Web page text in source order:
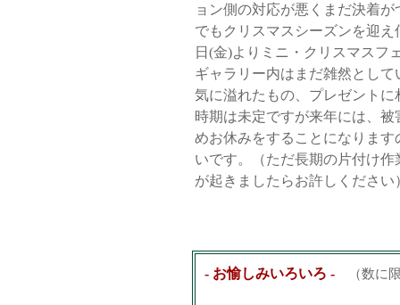
ョン側の対応が悪くまだ決着
でもクリスマスシーズンを迎
日(金)よりミニ・クリスマスフ
ギャラリー内はまだ雑然とし
気に溢れたもの、プレゼント
時期は未定ですが来年には、
めお休みをすることになりま
いです。（ただ長期の片付け
が起きましたらお許しください
- お愉しみいろいろ - （数に